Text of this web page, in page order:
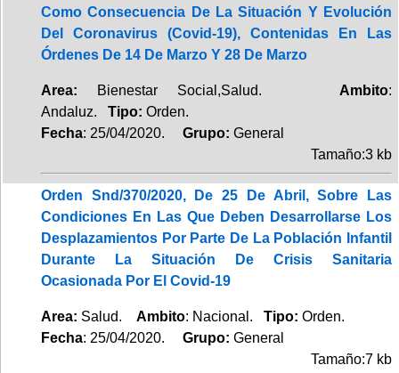
Como Consecuencia De La Situación Y Evolución
Del Coronavirus (Covid-19), Contenidas En Las
Órdenes De 14 De Marzo Y 28 De Marzo
Area: Bienestar Social,Salud. Ambito:
Andaluz. Tipo: Orden.
Fecha: 25/04/2020. Grupo: General
Tamaño:3 kb
Orden Snd/370/2020, De 25 De Abril, Sobre Las
Condiciones En Las Que Deben Desarrollarse Los
Desplazamientos Por Parte De La Población Infantil
Durante La Situación De Crisis Sanitaria
Ocasionada Por El Covid-19
Area: Salud. Ambito: Nacional. Tipo: Orden.
Fecha: 25/04/2020. Grupo: General
Tamaño:7 kb